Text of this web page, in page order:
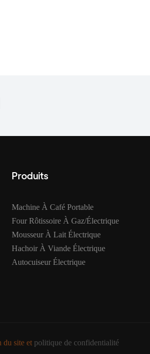
Produits
Machine À Café Portable
Four Rôtissoire À Gaz/électrique
Mousseur À Lait Électrique
Hachoir À Viande Électrique
Autocuiseur Électrique
du site et politique de confidentialité